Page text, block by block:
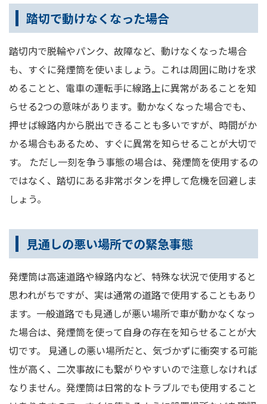
踏切で動けなくなった場合
踏切内で脱輪やパンク、故障など、動けなくなった場合
も、すぐに発煙筒を使いましょう。これは周囲に助けを求
めることと、電車の運転手に線路上に異常があることを知
らせる2つの意味があります。動かなくなった場合でも、
押せば線路内から脱出できることも多いですが、時間がか
かる場合もあるため、すぐに異常を知らせることが大切で
す。 ただし一刻を争う事態の場合は、発煙筒を使用するの
ではなく、踏切にある非常ボタンを押して危機を回避しま
しょう。
見通しの悪い場所での緊急事態
発煙筒は高速道路や線路内など、特殊な状況で使用すると
思われがちですが、実は通常の道路で使用することもあり
ます。一般道路でも見通しが悪い場所で車が動かなくなっ
た場合は、発煙筒を使って自身の存在を知らせることが大
切です。 見通しの悪い場所だと、気づかずに衝突する可能
性が高く、二次事故にも繋がりやすいので注意しなければ
なりません。発煙筒は日常的なトラブルでも使用すること